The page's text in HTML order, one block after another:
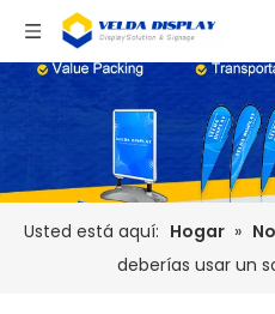
Usted está aquí: Hogar »
deberías usar un